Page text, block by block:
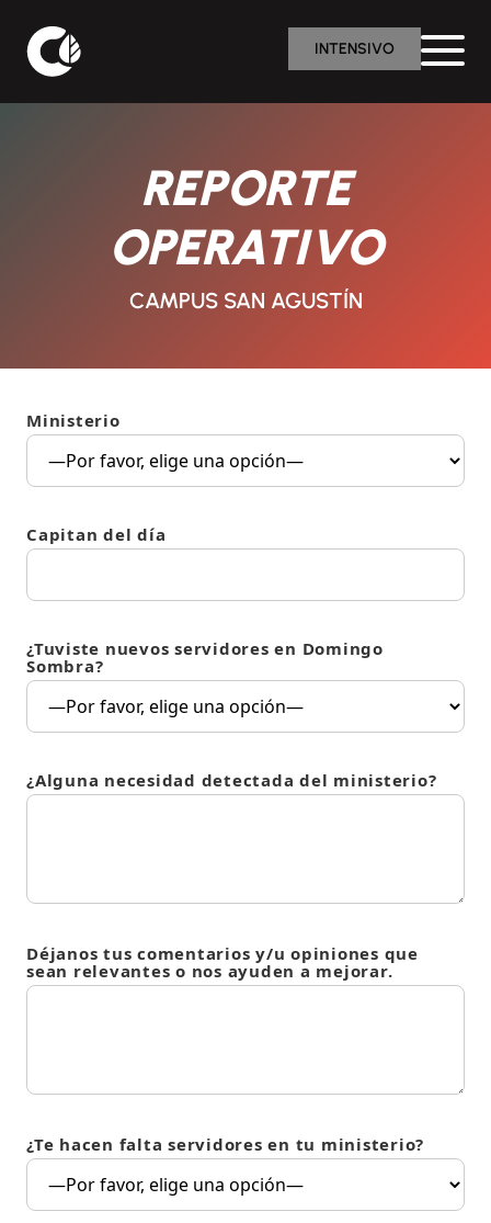
INTENSIVO
REPORTE
OPERATIVO
CAMPUS SAN AGUSTÍN
Ministerio
Capitan del día
¿Tuviste nuevos servidores en Domingo
Sombra?
¿Alguna necesidad detectada del ministerio?
Déjanos tus comentarios y/u opiniones que
sean relevantes o nos ayuden a mejorar.
¿Te hacen falta servidores en tu ministerio?